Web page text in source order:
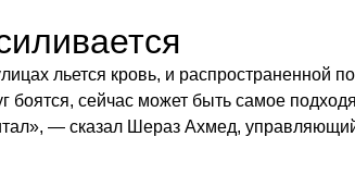
льется кровь, и распространенной
боятся, сейчас может быть самое
— сказал Шераз Ахмед,